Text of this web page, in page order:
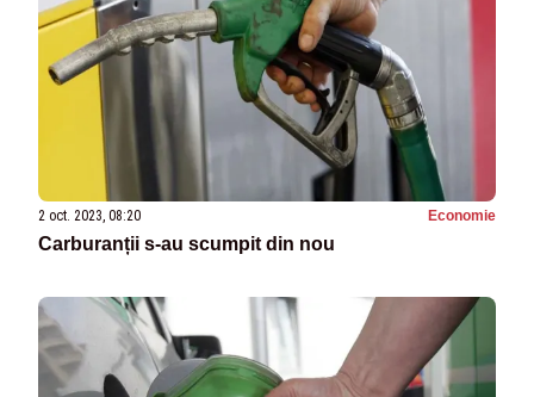
2 oct. 2023, 08:20 Economie
Carburanții s-au scumpit din nou